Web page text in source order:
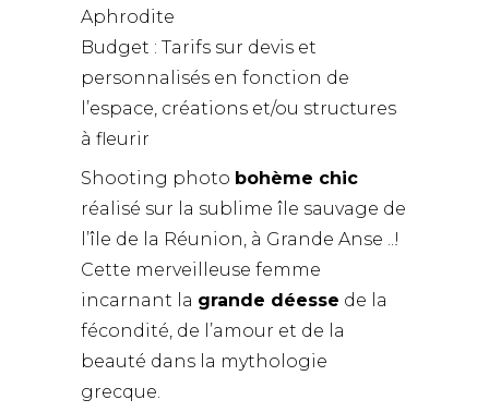
Aphrodite
Budget : Tarifs sur devis et
personnalisés en fonction de
l’espace, créations et/ou structures
à fleurir
Shooting photo bohème chic
réalisé sur la sublime île sauvage de
l’île de la Réunion, à Grande Anse ..!
Cette merveilleuse femme
incarnant la grande déesse de la
fécondité, de l’amour et de la
beauté dans la mythologie
grecque.